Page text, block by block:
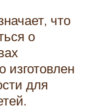
что
о
изготовлен
для